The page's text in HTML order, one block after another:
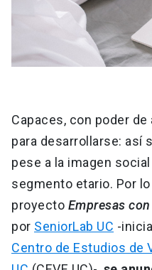
Capaces, con poder
para desarrollarse: así
pese a la imagen
segmento etario. Por
proyecto Empresas
por SeniorLab UC -
Centro de Estudios de